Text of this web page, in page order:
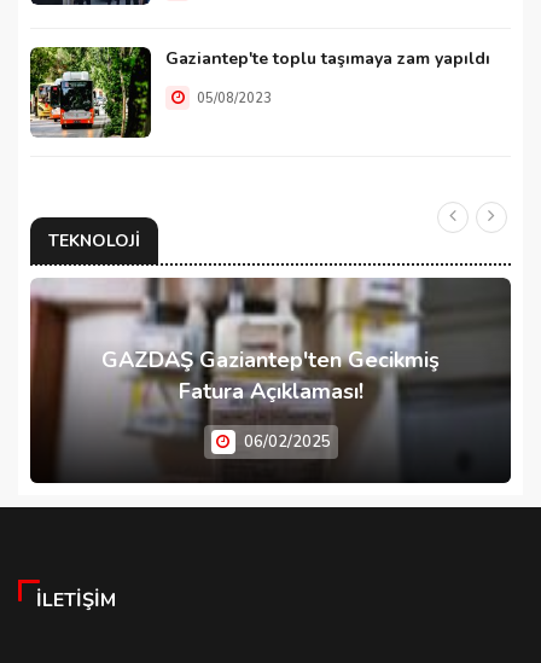
Gaziantep'te toplu taşımaya zam yapıldı
05/08/2023
TEKNOLOJI
GAZDAŞ Gaziantep'ten Gecikmiş
Fatura Açıklaması!
06/02/2025
İLETIŞIM